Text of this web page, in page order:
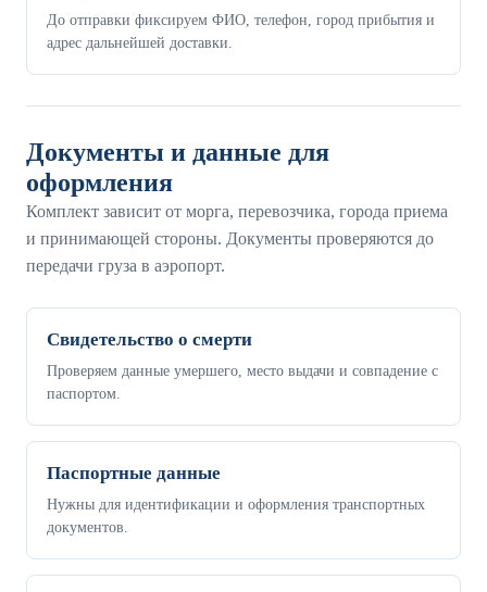
До отправки фиксируем ФИО, телефон, город прибытия и
адрес дальнейшей доставки.
Документы и данные для
оформления
Комплект зависит от морга, перевозчика, города приема
и принимающей стороны. Документы проверяются до
передачи груза в аэропорт.
Свидетельство о смерти
Проверяем данные умершего, место выдачи и совпадение с
паспортом.
Паспортные данные
Нужны для идентификации и оформления транспортных
документов.